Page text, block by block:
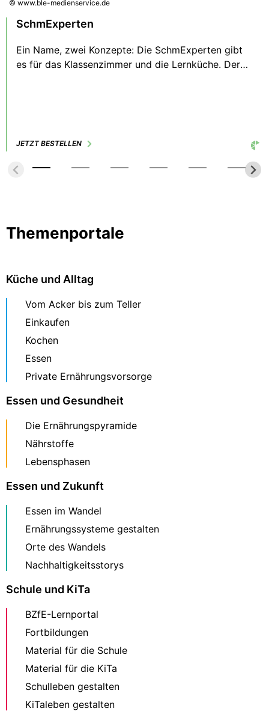
© www.ble-medienservice.de
SchmExperten
Ein Name, zwei Konzepte: Die SchmExperten gibt
es für das Klassenzimmer und die Lernküche. Der
JETZT BESTELLEN
Themenportale
Küche und Alltag
Vom Acker bis zum Teller
Einkaufen
Kochen
Essen
Private Ernährungsvorsorge
Essen und Gesundheit
Die Ernährungspyramide
Nährstoffe
Lebensphasen
Essen und Zukunft
Essen im Wandel
Ernährungssysteme gestalten
Orte des Wandels
Nachhaltigkeitsstorys
Schule und KiTa
BZfE-Lernportal
Fortbildungen
Material für die Schule
Material für die KiTa
Schulleben gestalten
KiTaleben gestalten